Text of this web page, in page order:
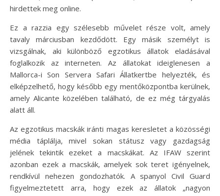
hirdettek meg online.
Ez a razzia egy szélesebb művelet része volt, amely
tavaly márciusban kezdődött. Egy másik személyt is
vizsgálnak, aki különböző egzotikus állatok eladásával
foglalkozik az interneten. Az állatokat ideiglenesen a
Mallorca-i Son Servera Safari Állatkertbe helyezték, és
elképzelhető, hogy később egy mentőközpontba kerülnek,
amely Alicante közelében található, de ez még tárgyalás
alatt áll.
Az egzotikus macskák iránti magas keresletet a közösségi
média táplálja, mivel sokan státusz vagy gazdagság
jelének tekintik ezeket a macskákat. Az IFAW szerint
azonban ezek a macskák, amelyek sok teret igényelnek,
rendkívül nehezen gondozhatók. A spanyol Civil Guard
figyelmeztetett arra, hogy ezek az állatok „nagyon